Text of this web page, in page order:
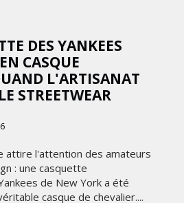
DES YANKEES
CASQUE
L'ARTISANAT
STREETWEAR
attire l'attention des amateurs
: une casquette
de New York a été
casque de chevalier....
EN CLIP
GRÂCE À
17 PRO MAX